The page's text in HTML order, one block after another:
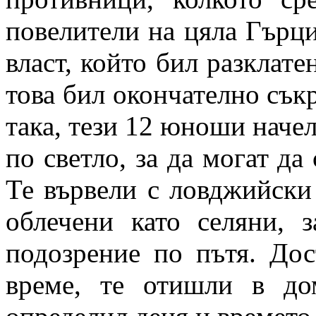
повелители на цяла
власт, който бил
това бил окончателно
така, тези 12 юноши
по светло, за да могат
Те вървели с
облечени като селяни,
подозрение по пътя.
време, те отишли в